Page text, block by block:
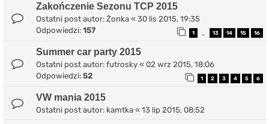
Zakończenie Sezonu TCP 2015
Ostatni post autor: Żonka « 30 lis 2015, 19:35
Odpowiedzi: 157 1 13 14 15 16
Summer car party 2015
Ostatni post autor: futrosky « 02 wrz 2015, 18:06
Odpowiedzi: 52 1 2 3 4 5 6
VW mania 2015
Ostatni post autor: kamtka « 13 lip 2015, 08:52